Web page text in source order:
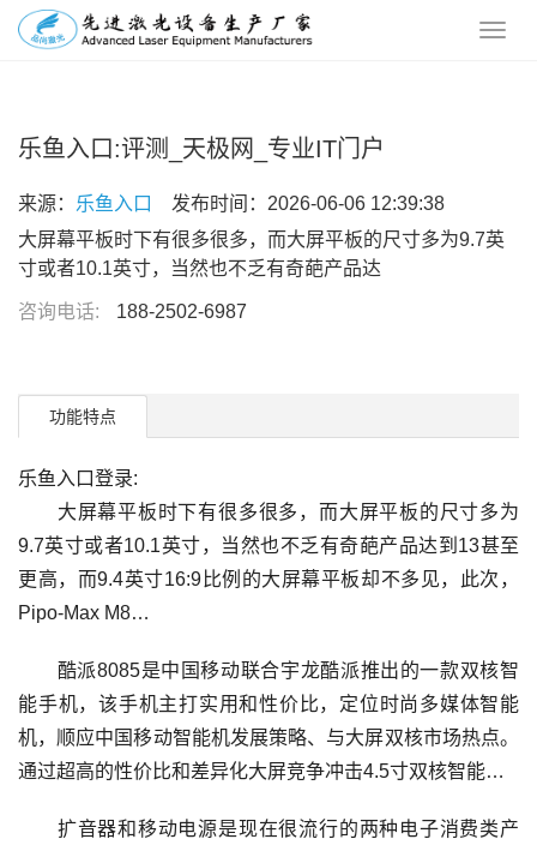
乐鱼入口:评测_天极网_专业IT门户
来源： 乐鱼入口
发布时间：2026-06-06 12:39:38
大屏幕平板时下有很多很多，而大屏平板的尺寸多为9.7英
寸或者10.1英寸，当然也不乏有奇葩产品达
咨询电话: 188-2502-6987
功能特点
乐鱼入口登录:
大屏幕平板时下有很多很多，而大屏平板的尺寸多为
9.7英寸或者10.1英寸，当然也不乏有奇葩产品达到13甚至
更高，而9.4英寸16:9比例的大屏幕平板却不多见，此次，
Pipo-Max M8…
酷派8085是中国移动联合宇龙酷派推出的一款双核智
能手机，该手机主打实用和性价比，定位时尚多媒体智能
机，顺应中国移动智能机发展策略、与大屏双核市场热点。
通过超高的性价比和差异化大屏竞争冲击4.5寸双核智能…
扩音器和移动电源是现在很流行的两种电子消费类产